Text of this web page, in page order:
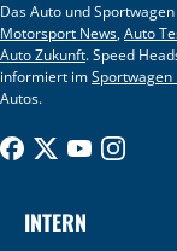
Das Auto und
Motorsport News,Auto
Auto Zukunft. Speed
informiert imSportwagen
Autos.
INTERN